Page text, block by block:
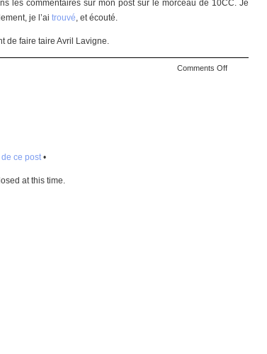
les commentaires sur mon post sur le morceau de 10CC. Je
je l’ai trouvé, et écouté.
de faire taire Avril Lavigne.
Comments Offon
ce post•
at this time.